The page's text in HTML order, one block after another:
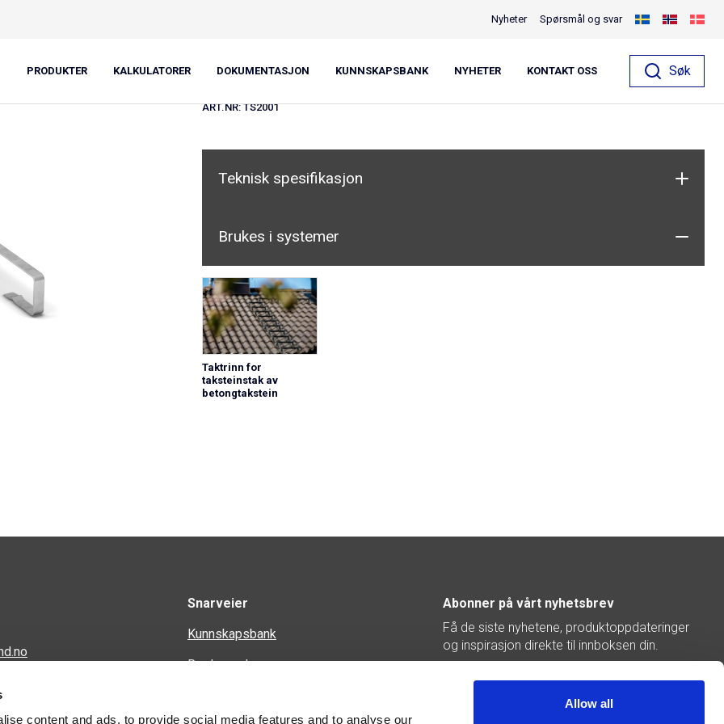
content and ads, to provide social media features and to analyse our
Allow all
Søk
PRODUKTER KALKULATORER DOKUMENTASJON KUNNSKAPSBANK NYHETER KONTAKT OSS
Nyheter Spørsmål og svar
Taksteg 50 läkt c/c 255mm vfz
ART.NR:TS2001
Teknisk spesifikasjon
Brukes i systemer
Taktrinn for
taksteinstak av
betongtakstein
Snarveier
Kunnskapsbank
Regler og krav
Abonner på vårt nyhetsbrev
Få de siste nyhetene, produktoppdateringer
og inspirasjon direkte til innboksen din.
Abonner